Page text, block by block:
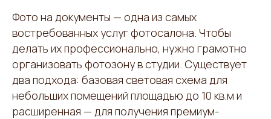
Фото на документы — одна из самых
востребованных услуг фотосалона. Чтобы
делать их профессионально, нужно грамотно
организовать фотозону в студии. Существует
два подхода: базовая световая схема для
небольших помещений площадью до 10 кв.м и
расширенная — для получения премиум-